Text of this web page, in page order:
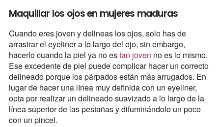
Maquillar los ojos en mujeres maduras
Cuando eres joven y delineas los ojos, solo has de
arrastrar el eyeliner a lo largo del ojo, sin embargo,
hacerlo cuando la piel ya no estan joven no es lo mismo.
Ese excedente de piel puede complicar hacer un correcto
delineado porque los párpados están más arrugados. En
lugar de hacer una línea muy definida con un eyeliner,
opta por realizar un delineado suavizado a lo largo de la
línea superior de las pestañas y difuminándolo un poco
con un pincel.